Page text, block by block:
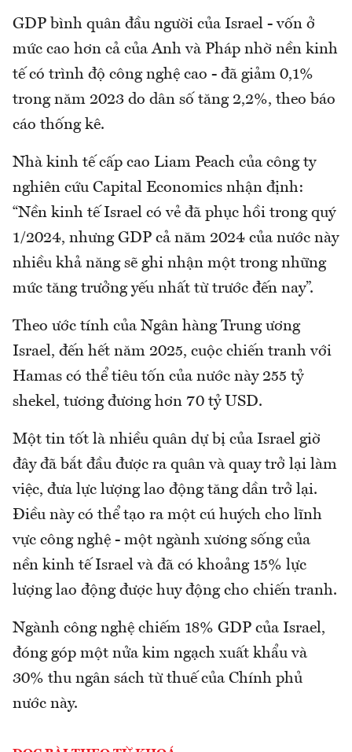
GDP bình quân đầu người của Israel - vốn ở
mức cao hơn cả của Anh và Pháp nhờ nền kinh
tế có trình độ công nghệ cao - đã giảm 0,1%
trong năm 2023 do dân số tăng 2,2%, theo báo
cáo thống kê.
Nhà kinh tế cấp cao Liam Peach của công ty
nghiên cứu Capital Economics nhận định:
“Nền kinh tế Israel có vẻ đã phục hồi trong quý
1/2024, nhưng GDP cả năm 2024 của nước này
nhiều khả năng sẽ ghi nhận một trong những
mức tăng trưởng yếu nhất từ trước đến nay”.
Theo ước tính của Ngân hàng Trung ương
Israel, đến hết năm 2025, cuộc chiến tranh với
Hamas có thể tiêu tốn của nước này 255 tỷ
shekel, tương đương hơn 70 tỷ USD.
Một tin tốt là nhiều quân dự bị của Israel giờ
đây đã bắt đầu được ra quân và quay trở lại làm
việc, đưa lực lượng lao động tăng dần trở lại.
Điều này có thể tạo ra một cú huých cho lĩnh
vực công nghệ - một ngành xương sống của
nền kinh tế Israel và đã có khoảng 15% lực
lượng lao động được huy động cho chiến tranh.
Ngành công nghệ chiếm 18% GDP của Israel,
đóng góp một nửa kim ngạch xuất khẩu và
30% thu ngân sách từ thuế của Chính phủ
nước này.